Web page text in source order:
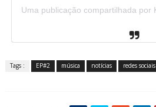
Tags : EP#2 música notícias redes sociais